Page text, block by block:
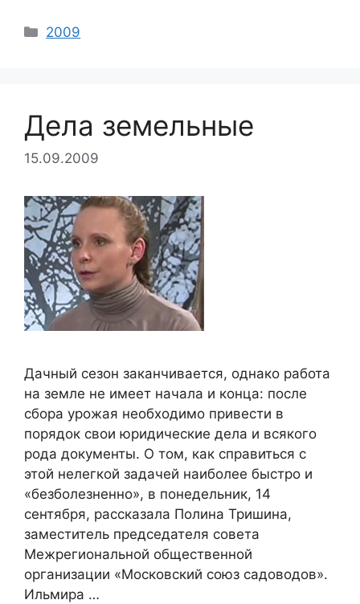
Categories
2009
Дела земельные
15.09.2009
Дачный сезон заканчивается, однако работа
на земле не имеет начала и конца: после
сбора урожая необходимо привести в
порядок свои юридические дела и всякого
рода документы. О том, как справиться с
этой нелегкой задачей наиболее быстро и
«безболезненно», в понедельник, 14
сентября, рассказала Полина Тришина,
заместитель председателя совета
Межрегиональной общественной
организации «Московский союз садоводов».
Ильмира …